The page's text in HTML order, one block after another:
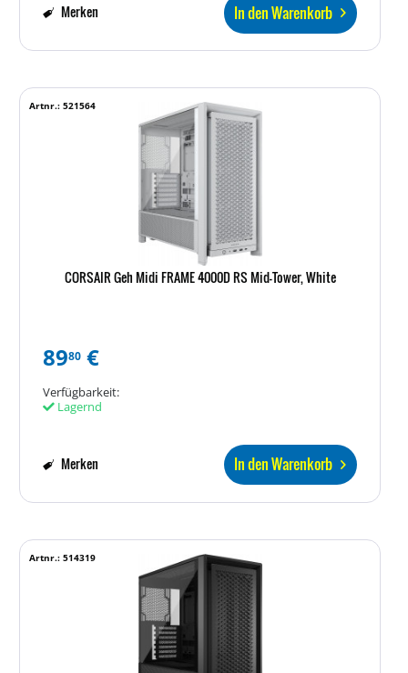
In den Warenkorb
Merken
CORSAIR Geh Midi FRAME 4000D RS Mid-Tower, White
Artnr.: 521564
8980 €
Verfügbarkeit:
Lagernd
In den Warenkorb
Merken
Artnr.: 514319